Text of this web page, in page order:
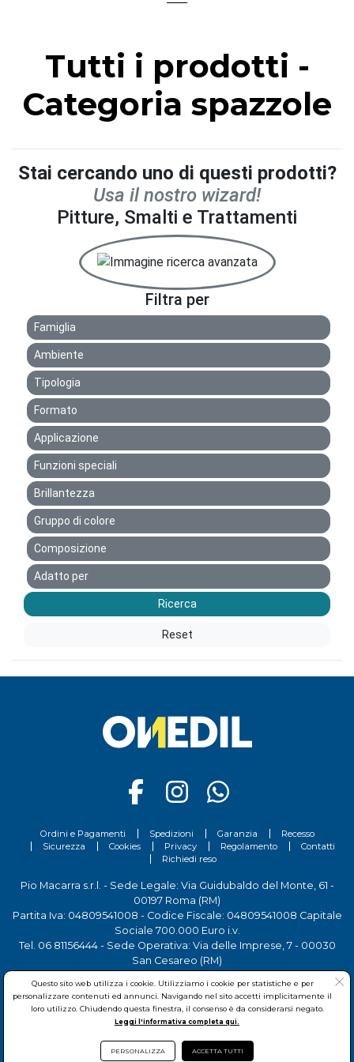
Tutti i prodotti -
Categoria spazzole
Stai cercando uno di questi prodotti?
Usa il nostro wizard!
Pitture, Smalti e Trattamenti
Filtra per
Famiglia
Ambiente
Tipologia
Formato
Applicazione
Funzioni speciali
Brillantezza
Gruppo di colore
Composizione
Adatto per
Ricerca
Reset
Ordini e Pagamenti Spedizioni Garanzia
Recesso
Sicurezza
Cookies Privacy Regolamento
Contatti
Richiedi reso
Pio Macarra s.r.l. - Sede Legale: Via Guidubaldo del Monte, 61 -
00197 Roma (RM)
Partita Iva: 04809541008 - Codice Fiscale: 04809541008 Capitale
Sociale 700.000 Euro i.v.
Tel. 06 81156444- Sede Operativa: Via delle Imprese, 7 - 00030
San Cesareo (RM)
© Pio Macarra s.r.l.2026Copyright:www.onedil.it
Questo sito web utilizza i cookie. Utilizziamo i cookie per statistiche e per
personalizzare contenuti ed annunci. Navigando nel sito accetti implicitamente il
loro utilizzo. Chiudendo questa finestra, il consenso è da considerarsi negato.
Leggi l'informativa completa qui.
PERSONALIZZA ACCETTA TUTTI